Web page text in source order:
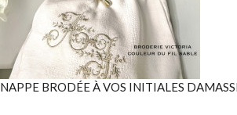
NAPPE BRODÉE À VOS INITIALES